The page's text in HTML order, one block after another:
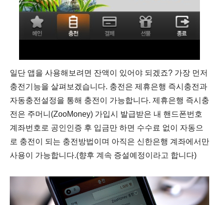
일단 앱을 사용해보려면 잔액이 있어야 되겠죠? 가장 먼저
충전기능을 살펴보겠습니다. 충전은 제휴은행 즉시충전과
자동충전설정을 통해 충전이 가능합니다. 제휴은행 즉시충
전은 주머니(ZooMoney) 가입시 발급받은 내 핸드폰번호
계좌번호로 공인인증 후 입금만 하면 수수료 없이 자동으
로 충전이 되는 충전방법이며 아직은 신한은행 계좌에서만
사용이 가능합니다.(향후 계속 증설예정이라고 합니다)